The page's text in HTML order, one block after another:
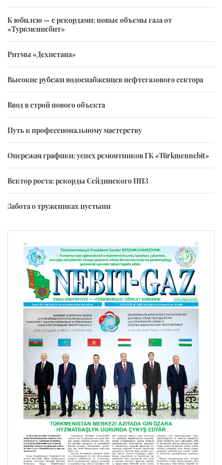
К юбилею — с рекордами: новые объемы газа от
«Туркменнебит»
Ритмы «Дехистана»
Высокие рубежи водоснабженцев нефтегазового сектора
Ввод в строй нового объекта
Путь к профессиональному мастерству
Опережая графики: успех ремонтников ГК «Türkmennebit»
Вектор роста: рекорды Сейдинского НПЗ
Забота о тружениках пустыни